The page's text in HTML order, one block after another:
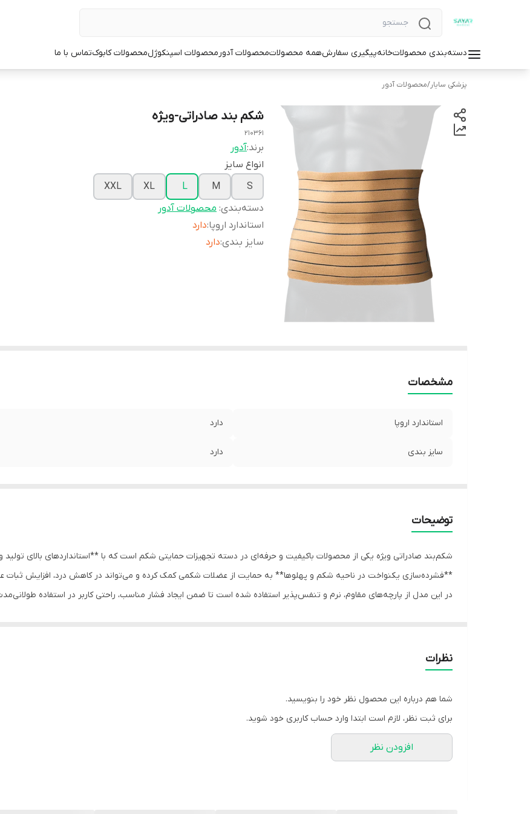
دسته‌بندی محصولاتخانهپیگیری سفارشهمه محصولاتمحصولات آدورمحصولات اسپنکوژلمحصولات کابوکتماس با ما
پزشکی سایار/محصولات آدور
شکم بند صادراتی-ویژه
210361
برند:آدور
انواع سایز
S
M
L
XL
XXL
دسته‌بندی: محصولات آدور
استاندارد اروپا:دارد
سایز بندی:دارد
مشخصات
استاندارد اروپا دارد
سایز بندی دارد
توضیحات
شکم‌بند صادراتی ویژه یکی از محصولات باکیفیت و حرفه‌ای در دسته تجهیزات حمایتی شکم است که با **استانداردهای بالای
**فشرده‌سازی یکنواخت در ناحیه شکم و پهلوها** به حمایت از عضلات شکمی کمک کرده و می‌تواند در کاهش درد، افزایش
در این مدل از پارچه‌های مقاوم، نرم و تنفس‌پذیر استفاده شده است تا ضمن ایجاد فشار مناسب، راحتی کاربر در استفاده
- **کیفیت ساخت صادراتی:** تولید با متریال باکیفیت و استانداردهای بالا
- **فشرده‌سازی یکنواخت شکم:** کمک به حمایت از عضلات شکمی و کاهش فشار
- **دوخت مقاوم و بادوام:** مناسب استفاده طولانی‌مدت
نظرات
شما هم درباره این محصول نظر خود را بنویسید.
برای ثبت نظر، لازم است ابتدا وارد حساب کاربری خود شوید.
افزودن نظر